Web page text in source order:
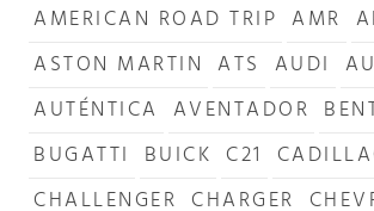
AMERICAN ROAD TRIP AMR
ASTON MARTIN ATS AUDI
AUTÉNTICA AVENTADOR
BUGATTI BUICK C21
CHALLENGER CHARGER